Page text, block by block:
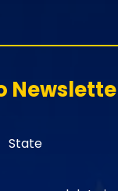
State